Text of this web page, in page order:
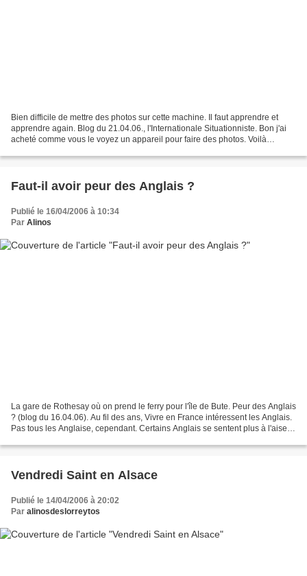
Bien difficile de mettre des photos sur cette machine. Il faut apprendre et
apprendre again. Blog du 21.04.06., l'Internationale Situationniste. Bon j'ai
acheté comme vous le voyez un appareil pour faire des photos. Voilà
Faut-il avoir peur des Anglais ?
Publié le 16/04/2006 à 10:34
Par Alinos
La gare de Rothesay où on prend le ferry pour l'île de Bute. Peur des Anglais
? (blog du 16.04.06). Au fil des ans, Vivre en France intéressent les Anglais.
Pas tous les Anglaise, cependant. Certains Anglais se sentent plus à l'aise
Vendredi Saint en Alsace
Publié le 14/04/2006 à 20:02
Par alinosdeslorreytos